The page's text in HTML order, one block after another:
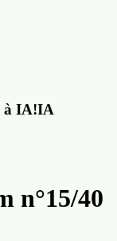
à IA!IA
n°15/40